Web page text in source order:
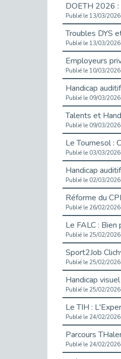
Publié le 13/03/2026
Publié le 13/03/2026
Publié le 10/03/2026
Publié le 09/03/2026
Publié le 09/03/2026
Publié le 03/03/2026
Publié le 02/03/2026
Publié le 26/02/2026
Publié le 25/02/2026
Publié le 25/02/2026
Publié le 25/02/2026
Publié le 24/02/2026
Publié le 24/02/2026